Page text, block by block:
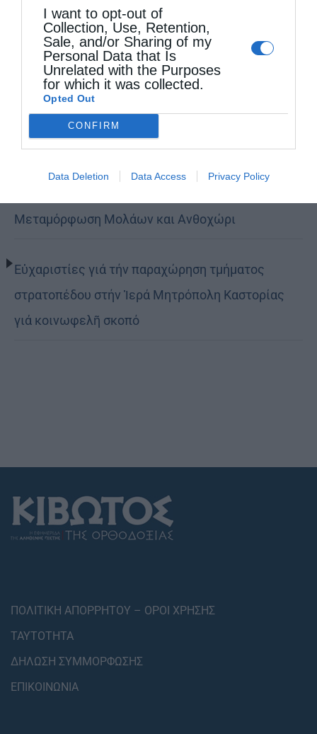
I want to opt-out of
Collection, Use, Retention,
Sale, and/or Sharing of my
Personal Data that Is
Unrelated with the Purposes
for which it was collected.
Opted Out
CONFIRM
Data Deletion Data Access Privacy Policy
Η “Κιβωτός της Ορθοδοξίας” σε όλα τα περίπτερα
Δημητριάδος Ιγνάτιος: «Η Παναγία μας δείχνει
τον δρόμο της ταπείνωσης και της σιωπής»
(ΦΩΤΟ)
Μεταμόρφωση Μολάων και Ανθοχώρι
Εὐχαριστίες γιά τήν παραχώρηση τμήματος
στρατοπέδου στήν Ἱερά Μητρόπολη Καστορίας
γιά κοινωφελῆ σκοπό
ΠΟΛΙΤΙΚΗ ΑΠΟΡΡΗΤΟΥ – ΟΡΟΙ ΧΡΗΣΗΣ
ΤΑΥΤΟΤΗΤΑ
ΔΗΛΩΣΗ ΣΥΜΜΟΡΦΩΣΗΣ
ΕΠΙΚΟΙΝΩΝΙΑ